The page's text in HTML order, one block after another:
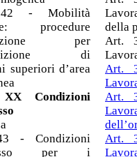
- Mobilità
procedure
per
di
superiori d’area
Condizioni
- Condizioni
per i
della
Art.
Art.
Art.
Art.